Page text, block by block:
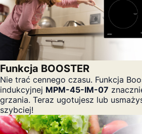
Funkcja BOOSTER
Nie trać cennego czasu. Funkcja
indukcyjnej MPM-45-IM-07
grzania. Teraz ugotujesz lub
szybciej!